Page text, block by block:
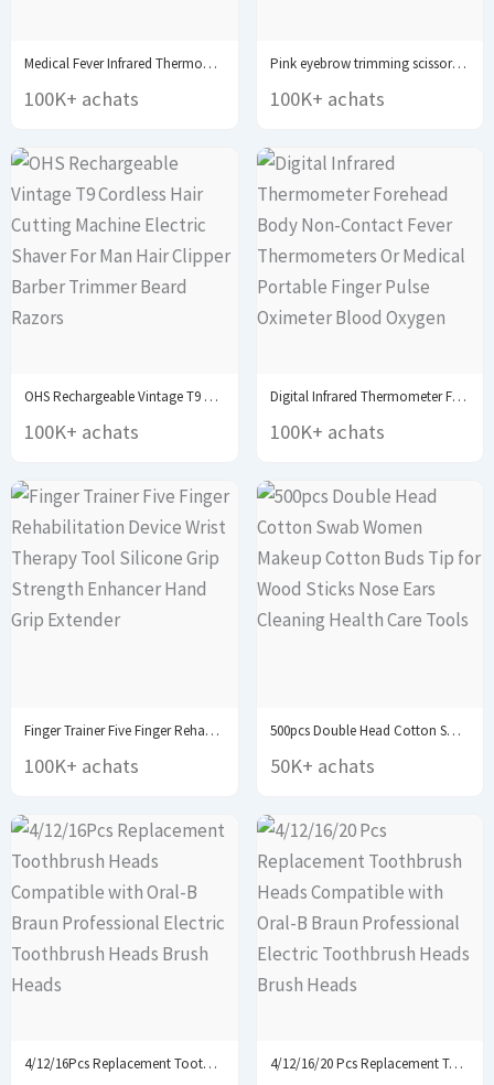
Medical Fever Infrared Thermometer Digital Non-contact Laser Termometro...
100K+ achats
Pink eyebrow trimming scissors with built-in comb -...
100K+ achats
OHS Rechargeable Vintage T9 Cordless Hair Cutting Machine...
100K+ achats
Digital Infrared Thermometer Forehead Body Non-Contact Fever Thermometers...
100K+ achats
Finger Trainer Five Finger Rehabilitation Device Wrist Therapy...
100K+ achats
500pcs Double Head Cotton Swab Women Makeup Cotton...
50K+ achats
4/12/16Pcs Replacement Toothbrush Heads Compatible with Oral-B Braun... 4/12/16/20 Pcs Replacement Toothbrush Heads Compatible with Oral-B...